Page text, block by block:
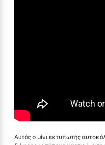
Αυτός ο μίνι εκτυπωτής